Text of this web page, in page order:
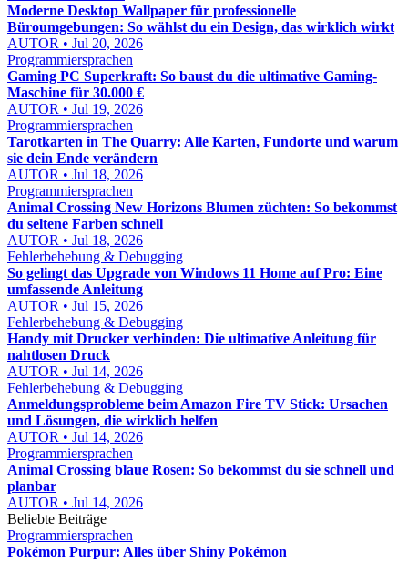
Moderne Desktop Wallpaper für professionelle
Büroumgebungen: So wählst du ein Design, das wirklich wirkt
AUTOR • Jul 20, 2026
Programmiersprachen
Gaming PC Superkraft: So baust du die ultimative Gaming-
Maschine für 30.000 €
AUTOR • Jul 19, 2026
Programmiersprachen
Tarotkarten in The Quarry: Alle Karten, Fundorte und warum
sie dein Ende verändern
AUTOR • Jul 18, 2026
Programmiersprachen
Animal Crossing New Horizons Blumen züchten: So bekommst
du seltene Farben schnell
AUTOR • Jul 18, 2026
Fehlerbehebung & Debugging
So gelingt das Upgrade von Windows 11 Home auf Pro: Eine
umfassende Anleitung
AUTOR • Jul 15, 2026
Fehlerbehebung & Debugging
Handy mit Drucker verbinden: Die ultimative Anleitung für
nahtlosen Druck
AUTOR • Jul 14, 2026
Fehlerbehebung & Debugging
Anmeldungsprobleme beim Amazon Fire TV Stick: Ursachen
und Lösungen, die wirklich helfen
AUTOR • Jul 14, 2026
Programmiersprachen
Animal Crossing blaue Rosen: So bekommst du sie schnell und
planbar
AUTOR • Jul 14, 2026
Beliebte Beiträge
Programmiersprachen
Pokémon Purpur: Alles über Shiny Pokémon